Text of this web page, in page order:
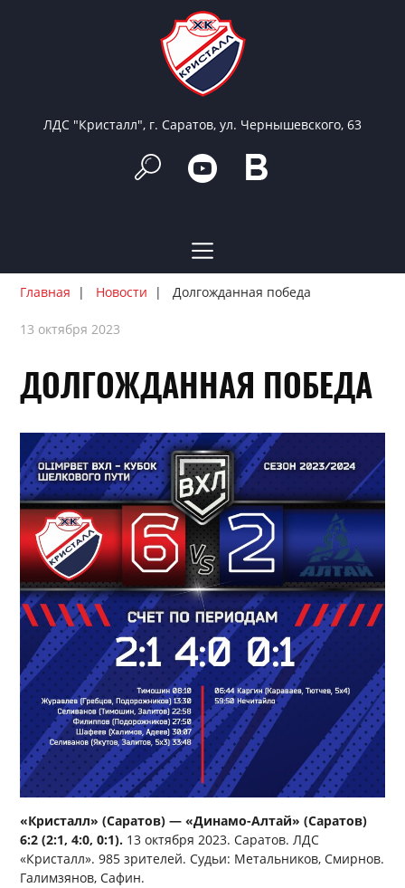
ЛДС "Кристалл", г. Саратов, ул. Чернышевского, 63
Главная Новости Долгожданная победа
13 октября 2023
ДОЛГОЖДАННАЯ ПОБЕДА
«Кристалл» (Саратов) — «Динамо-Алтай» (Саратов)
6:2 (2:1, 4:0, 0:1). 13 октября 2023. Саратов. ЛДС
«Кристалл». 985 зрителей. Судьи: Метальников, Смирнов.
Галимзянов, Сафин.